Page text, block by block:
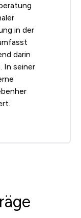
in der
darin
In seiner